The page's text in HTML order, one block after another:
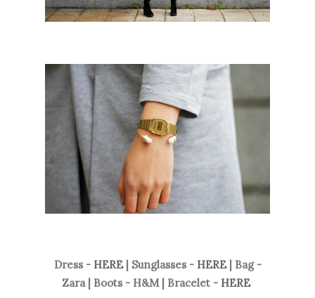
Dress - HERE| Sunglasses - HERE| Bag -
Zara | Boots - H&M | Bracelet - HERE